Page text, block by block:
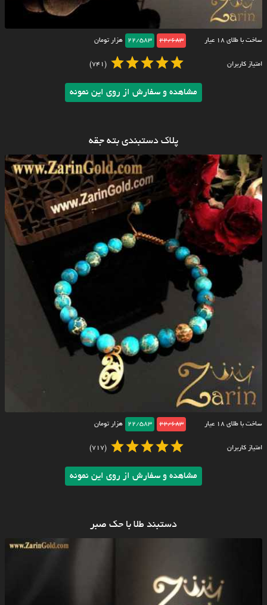
ساخت با طلای ۱۸ عیار 22/683
22/583 هزار تومان
امتیاز کاربران (741)
مشاهده و سفارش از روی این نمونه
پلاک دستبندی بته جقه
ساخت با طلای ۱۸ عیار 22/683
22/583 هزار تومان
امتیاز کاربران (717)
مشاهده و سفارش از روی این نمونه
دستبند طلا با حک صبر